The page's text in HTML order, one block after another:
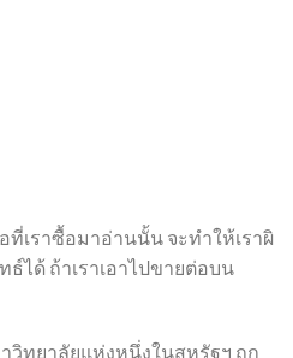
ราซื้อมาอ่านนั้น จะทำให้เราผิ
ได้ ถ้าเราเอาไปขายต่อบน
ยาลัยแห่งหนึ่งในสหรัฐฯ ถูก